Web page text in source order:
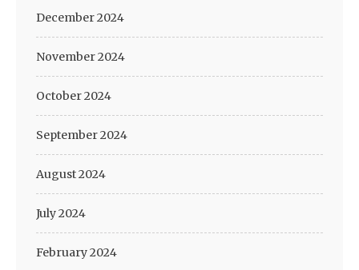
December 2024
November 2024
October 2024
September 2024
August 2024
July 2024
February 2024